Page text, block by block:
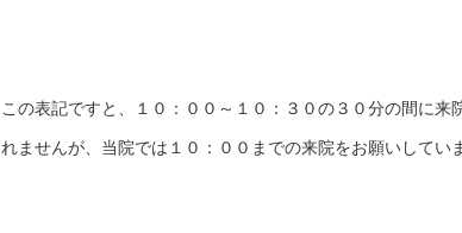
この表記ですと、１０：００～１０：３０の３０分の間に
れませんが、当院では１０：００までの来院をお願いしてい